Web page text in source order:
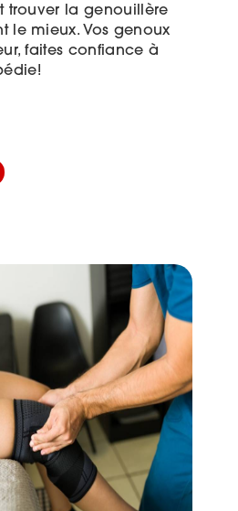
trouver la genouillère
le mieux. Vos genoux
faites confiance à